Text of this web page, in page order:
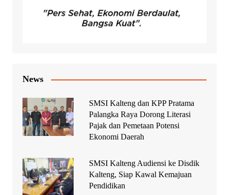
News
SMSI Kalteng dan KPP Pratama
Palangka Raya Dorong Literasi
Pajak dan Pemetaan Potensi
Ekonomi Daerah
SMSI Kalteng Audiensi ke Disdik
Kalteng, Siap Kawal Kemajuan
Pendidikan